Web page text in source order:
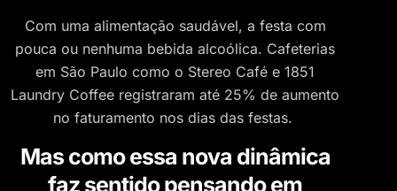
Com uma alimentação saudável, a festa com
pouca ou nenhuma bebida alcoólica. Cafeterias
em São Paulo como o Stereo Café e 1851
Laundry Coffee registraram até 25% de aumento
no faturamento nos dias das festas.
Mas como essa nova dinâmica
faz sentido pensando em